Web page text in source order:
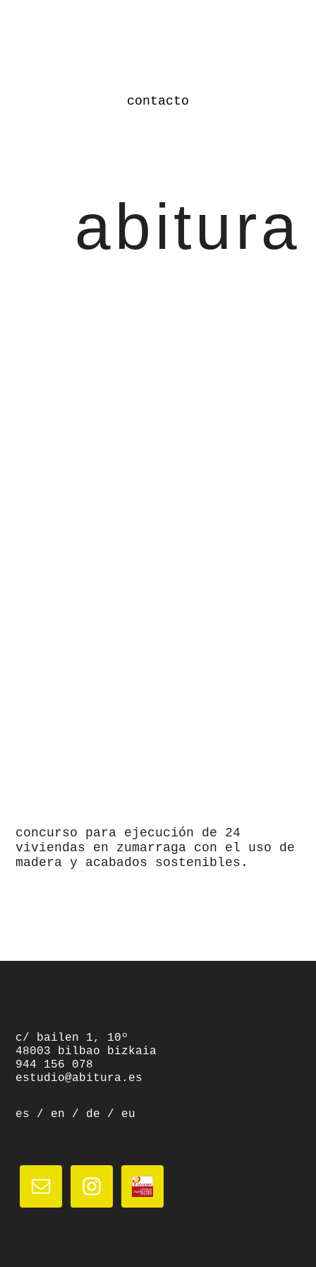
contacto
abitura
concurso para ejecución de 24
viviendas en zumarraga con el uso de
madera y acabados sostenibles.
c/ bailen 1, 10º
48003 bilbao bizkaia
944 156 078
estudio@abitura.es
es / en / de / eu